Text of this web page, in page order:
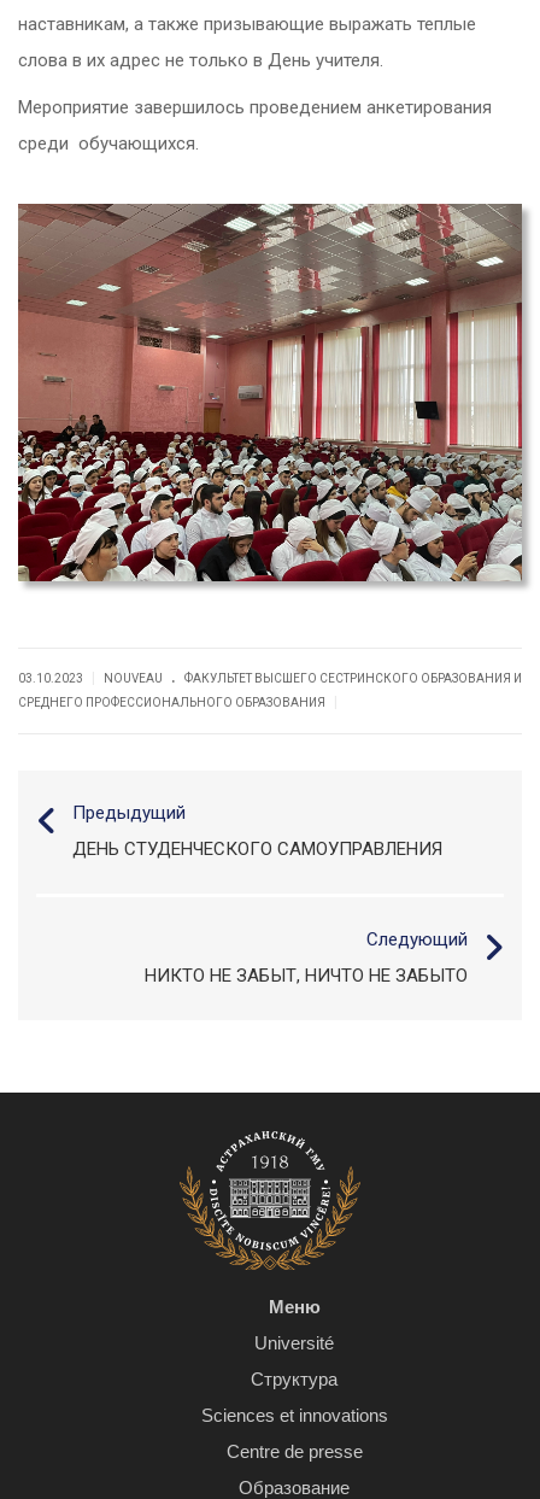
наставникам, а также призывающие выражать теплые
слова в их адрес не только в День учителя.
Мероприятие завершилось проведением анкетирования
среди обучающихся.
03.10.2023 NOUVEAU .
ФАКУЛЬТЕТ ВЫСШЕГО СЕСТРИНСКОГО ОБРАЗОВАНИЯ И
СРЕДНЕГО ПРОФЕССИОНАЛЬНОГО ОБРАЗОВАНИЯ
Предыдущий
ДЕНЬ СТУДЕНЧЕСКОГО САМОУПРАВЛЕНИЯ
Следующий
НИКТО НЕ ЗАБЫТ, НИЧТО НЕ ЗАБЫТО
Меню
Université
Структура
Sciences et innovations
Centre de presse
Образование